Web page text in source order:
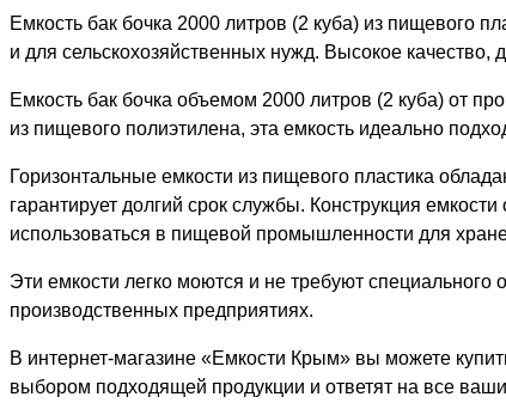
Емкость бак бочка 2000 литров (2 куба) из пищевого
и для сельскохозяйственных нужд. Высокое качество,
Емкость бак бочка объемом 2000 литров (2 куба) от
из пищевого полиэтилена, эта емкость идеально
Горизонтальные емкости из пищевого пластика
гарантирует долгий срок службы. Конструкция
использоваться в пищевой промышленности для
Эти емкости легко моются и не требуют
производственных предприятиях.
В интернет-магазине «Емкости Крым» вы можете
выбором подходящей продукции и ответят на все